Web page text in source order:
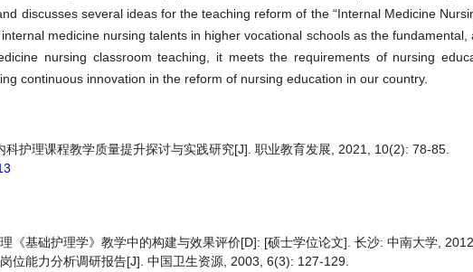
discusses several ideas for the teaching reform of the “Internal Medicine
medicine nursing talents in higher vocational schools as the
nursing classroom teaching, it meets the requirements of nursing
continuous innovation in the reform of nursing education in our country.
科护理课程教学质量提升探讨与实践研究[J]. 职业教育发展, 2021, 10(2): 78-85.
《基础护理学》教学中的构建与效果评价[D]: [硕士学位论文]. 长沙: 中南大学, 2012.
位能力分析调研报告[J]. 中国卫生资源, 2003, 6(3): 127-129.